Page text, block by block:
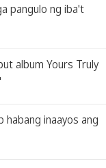
pangulo ng iba't
album Yours Truly
habang inaayos ang